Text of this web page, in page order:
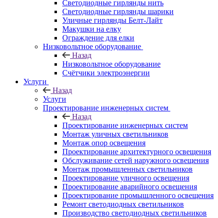
Светодиодные гирлянды нить
Светодиодные гирлянды шарики
Уличные гирлянды Белт-Лайт
Макушки на елку
Ограждение для елки
Низковольтное оборудование
Назад
Низковольтное оборудование
Счётчики электроэнергии
Услуги
Назад
Услуги
Проектирование инженерных систем
Назад
Проектирование инженерных систем
Монтаж уличных светильников
Монтаж опор освещения
Проектирование архитектурного освещения
Обслуживание сетей наружного освещения
Монтаж промышленных светильников
Проектирование уличного освещения
Проектирование аварийного освещения
Проектирование промышленного освещения
Ремонт светодиодных светильников
Производство светодиодных светильников